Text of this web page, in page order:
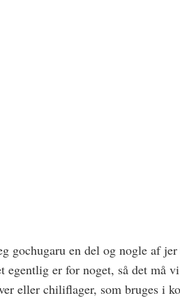
gochugaru en del og nogle af
egentlig er for noget, så det må
eller chiliflager, som bruges i